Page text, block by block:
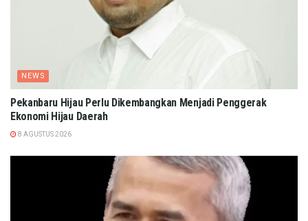
NEWS
Pekanbaru Hijau Perlu Dikembangkan Menjadi Penggerak
Ekonomi Hijau Daerah
8 AGUSTUS 2026